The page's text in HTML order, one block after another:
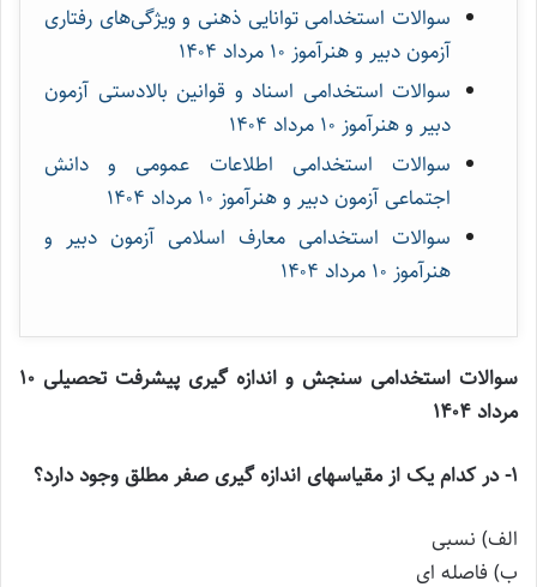
سوالات استخدامی توانایی ذهنی و ویژگی‌های رفتاری
آزمون دبیر و هنرآموز ۱۰ مرداد ۱۴۰۴
سوالات استخدامی اسناد و قوانین بالادستی آزمون
دبیر و هنرآموز ۱۰ مرداد ۱۴۰۴
سوالات استخدامی اطلاعات عمومی و دانش
اجتماعی آزمون دبیر و هنرآموز ۱۰ مرداد ۱۴۰۴
سوالات استخدامی معارف اسلامی آزمون دبیر و
هنرآموز ۱۰ مرداد ۱۴۰۴
سوالات استخدامی سنجش و اندازه گیری پیشرفت تحصیلی ۱۰
مرداد ۱۴۰۴
۱- در کدام یک از مقیاسهای اندازه گیری صفر مطلق وجود دارد؟
الف) نسبی
ب) فاصله ای